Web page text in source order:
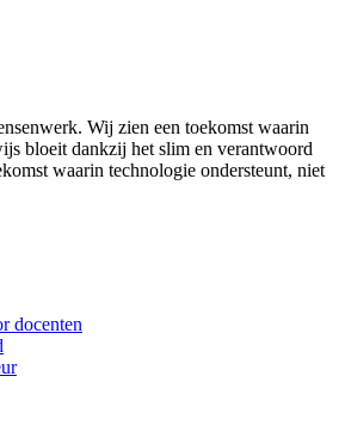
Wij zien een toekomst waarin
bloeit dankzij het slim en verantwoord
waarin technologie ondersteunt, niet
docenten